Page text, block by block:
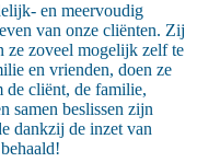
en meervoudig
van onze cliënten. Zij
ze zoveel mogelijk zelf te
en vrienden, doen ze
de cliënt, de familie,
samen beslissen zijn
dankzij de inzet van